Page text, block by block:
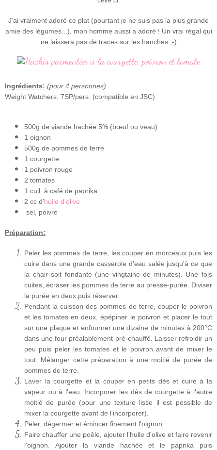
J'ai vraiment adoré ce plat (pourtant je ne suis pas la plus grande
amie des légumes...), mon homme aussi a adoré ! Un vrai régal qui
ne laissera pas de traces sur les hanches ;-)
Ingrédients: (pour 4 personnes)
Weight Watchers: 7SP/pers. (compatible en JSC)
500g de viande hachée 5% (bœuf ou veau)
1 oignon
500g de pommes de terre
1 courgette
1 poivron rouge
2 tomates
1 cuil. à café de paprika
2 cc d'huile d'olive
sel, poivre
Préparation:
Peler les pommes de terre, les couper en morceaux puis les
cuire dans une grande casserole d'eau salée jusqu'à ce que
la chair soit fondante (une vingtaine de minutes). Une fois
cuites, écraser les pommes de terre au presse-purée. Diviser
la purée en deux puis réserver.
Pendant la cuisson des pommes de terre, couper le poivron
et les tomates en deux, épépiner le poivron et placer le tout
sur une plaque et enfourner une dizaine de minutes à 200°C
dans une four préalablement pré-chauffé. Laisser refroidir un
peu puis peler les tomates et le poivron avant de mixer le
tout. Mélanger cette préparation à une moitié de purée de
pommes de terre.
Laver la courgette et la couper en petits dès et cuire à la
vapeur ou à l'eau. Incorporer les dès de courgette à l'autre
moitié de purée (pour une texture lisse il est possible de
mixer la courgette avant de l'incorporer).
Peler, dégermer et émincer finement l'oignon.
Faire chauffer une poêle, ajouter l'huile d'olive et faire revenir
l'oignon. Ajouter la viande hachée et le paprika puis